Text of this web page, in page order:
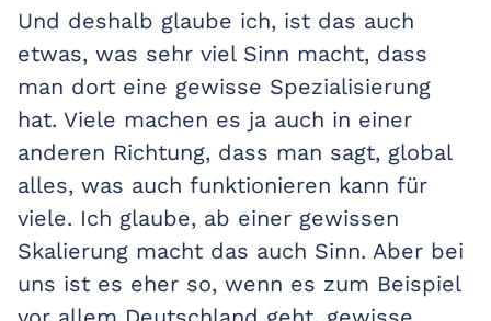
Und deshalb glaube ich, ist das auch
etwas, was sehr viel Sinn macht, dass
man dort eine gewisse Spezialisierung
hat. Viele machen es ja auch in einer
anderen Richtung, dass man sagt, global
alles, was auch funktionieren kann für
viele. Ich glaube, ab einer gewissen
Skalierung macht das auch Sinn. Aber bei
uns ist es eher so, wenn es zum Beispiel